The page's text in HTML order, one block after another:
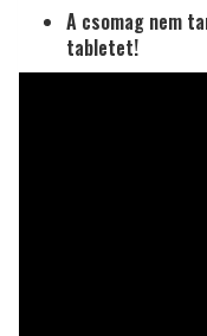
A csomag nem
tabletet!